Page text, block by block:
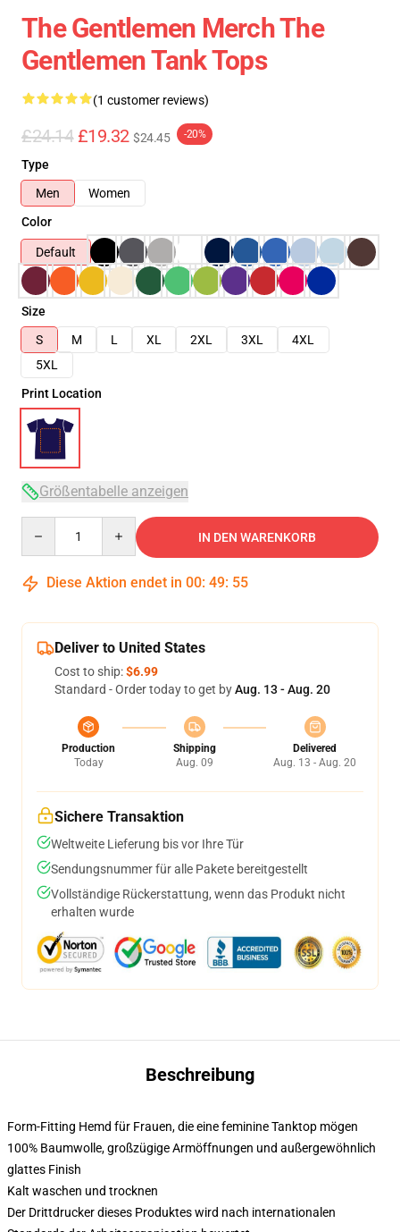
The Gentlemen Merch The
Gentlemen Tank Tops
(1 customer reviews)
£24.14 £19.32 $24.45 -20%
Type
Men
Women
Color
Default
Size
S
M L XL 2XL 3XL
4XL
5XL
Print Location
Größentabelle anzeigen
IN DEN WARENKORB
Diese Aktion endet in 00: 49: 55
Deliver to United States
Cost to ship:$6.99
Standard - Order today to get byAug. 13 - Aug. 20
Production
Today
Shipping
Aug. 09
Delivered
Aug. 13 - Aug. 20
Sichere Transaktion
Weltweite Lieferung bis vor Ihre Tür
Sendungsnummer für alle Pakete bereitgestellt
Vollständige Rückerstattung, wenn das Produkt nicht
erhalten wurde
Beschreibung
Form-Fitting Hemd für Frauen, die eine feminine Tanktop mögen
100% Baumwolle, großzügige Armöffnungen und außergewöhnlich
glattes Finish
Kalt waschen und trocknen
Der Drittdrucker dieses Produktes wird nach internationalen